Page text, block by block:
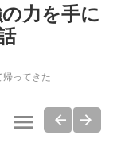
力を手に
ってきた